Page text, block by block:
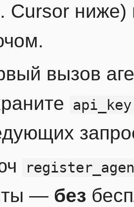
Cursor ниже)
вызов
api_key
— без